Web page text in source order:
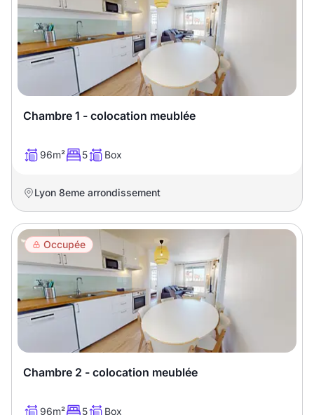
Chambre 1 - colocation meublée
96m² 5 Box
Lyon 8eme arrondissement
Occupée
Chambre 2 - colocation meublée
96m² 5 Box